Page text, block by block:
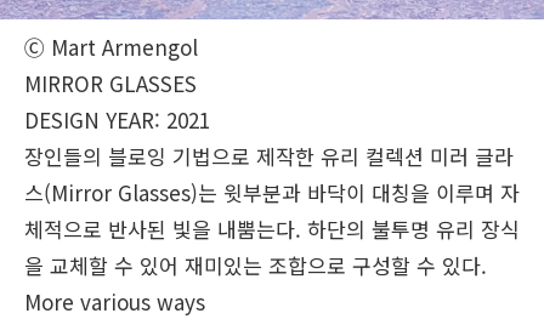
Ⓒ Mart Armengol
MIRROR GLASSES
DESIGN YEAR: 2021
장인들의 블로잉 기법으로 제작한 유리 컬렉션 미러 글라
스(Mirror Glasses)는 윗부분과 바닥이 대칭을 이루며 자
체적으로 반사된 빛을 내뿜는다. 하단의 불투명 유리 장식
을 교체할 수 있어 재미있는 조합으로 구성할 수 있다.
More various ways